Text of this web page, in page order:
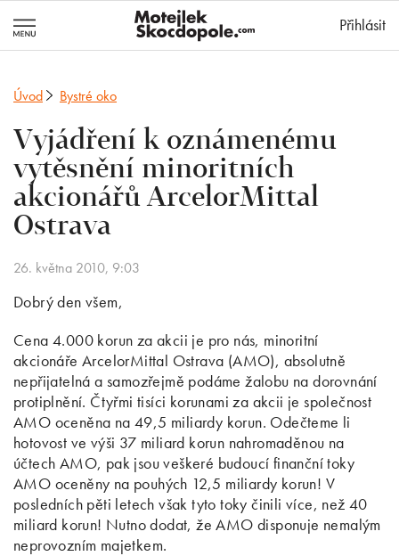
Přihlásit
Úvod Bystré oko
Vyjádření k oznámenému
vytěsnění minoritních
akcionářů ArcelorMittal
Ostrava
26. května 2010, 9:03
Dobrý den všem,
Cena 4.000 korun za akcii je pro nás, minoritní
akcionáře ArcelorMittal Ostrava (AMO), absolutně
nepřijatelná a samozřejmě podáme žalobu na dorovnání
protiplnění. Čtyřmi tisíci korunami za akcii je společnost
AMO oceněna na 49,5 miliardy korun. Odečteme li
hotovost ve výši 37 miliard korun nahromaděnou na
účtech AMO, pak jsou veškeré budoucí finanční toky
AMO oceněny na pouhých 12,5 miliardy korun! V
posledních pěti letech však tyto toky činili více, než 40
miliard korun! Nutno dodat, že AMO disponuje nemalým
neprovozním majetkem.